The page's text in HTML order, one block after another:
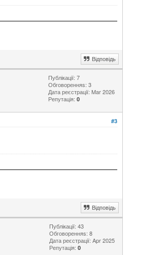
Відповідь
Публікації: 7
Обговоренняs: 3
Дата реєстрації: Mar 2026
Репутація: 0
#3
Відповідь
Публікації: 43
Обговоренняs: 8
Дата реєстрації: Apr 2025
Репутація: 0